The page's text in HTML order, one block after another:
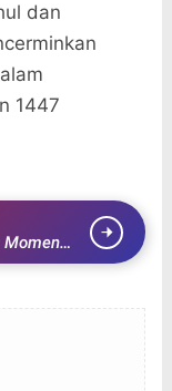
dan
1447
Momen